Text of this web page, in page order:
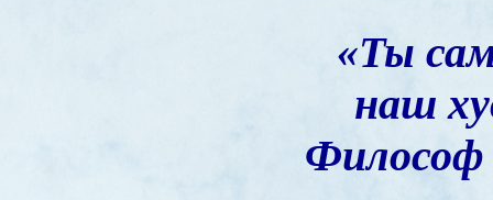
«Ты
наш
Философ